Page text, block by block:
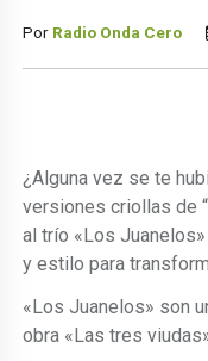
Por Radio Onda Cero
¿Alguna vez se te
versiones criollas de
al trío «Los
y estilo para
«Los Juanelos» son
obra «Las tres